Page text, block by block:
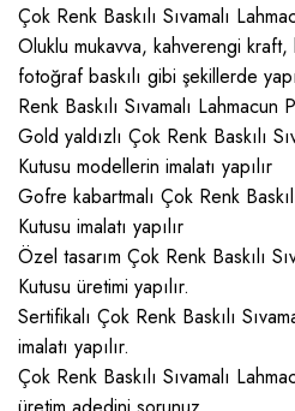
Çok Renk Baskılı Sıvamalı
Oluklu mukavva, kahverengi kraft,
fotoğraf baskılı gibi şekillerde
Renk Baskılı Sıvamalı Lahmacun
Gold yaldızlı Çok Renk Baskılı
Kutusu modellerin imalatı yapılır
Gofre kabartmalı Çok Renk
Kutusu imalatı yapılır
Özel tasarım Çok Renk Baskılı
Kutusu üretimi yapılır.
Sertifikalı Çok Renk Baskılı
imalatı yapılır.
Çok Renk Baskılı Sıvamalı